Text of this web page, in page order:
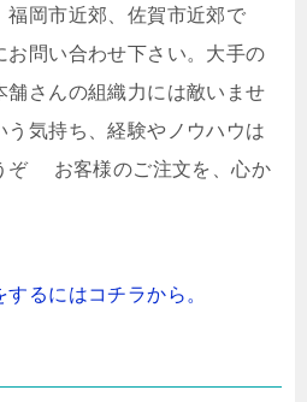
福岡市近郊、佐賀市近郊で
お問い合わせ下さい。大手の
舗さんの組織力には敵いませ
う気持ち、経験やノウハウは
ぞ お客様のご注文を、心か
るにはコチラから。